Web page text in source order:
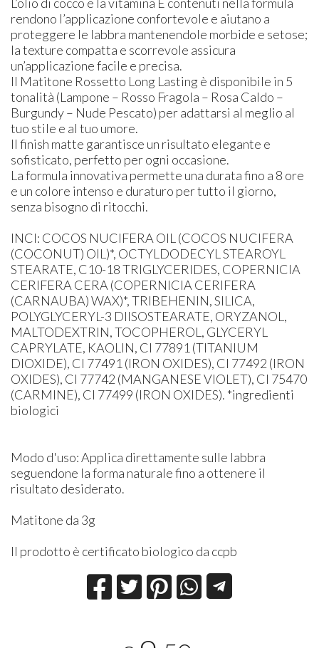
rendono l’applicazione confortevole e aiutano a
proteggere le labbra mantenendole morbide e setose;
la texture compatta e scorrevole assicura
un’applicazione facile e precisa.
Il Matitone Rossetto Long Lasting è disponibile in 5
tonalità (Lampone – Rosso Fragola – Rosa Caldo –
Burgundy – Nude Pescato) per adattarsi al meglio al
tuo stile e al tuo umore.
Il finish matte garantisce un risultato elegante e
sofisticato, perfetto per ogni occasione.
La formula innovativa permette una durata fino a 8 ore
e un colore intenso e duraturo per tutto il giorno,
senza bisogno di ritocchi.
INCI: C​OCOS NUCIFERA OIL (COCOS NUCIFERA
(COCONUT) OIL)*, OCTYLDODECYL STEAROYL
STEARATE, C10-18 TRIGLYCERIDES, COPERNICIA
CERIFERA CERA (COPERNICIA CERIFERA
(CARNAUBA) WAX)*, TRIBEHENIN, SILICA,
POLYGLYCERYL-3 DIISOSTEARATE, ORYZANOL,
MALTODEXTRIN, TOCOPHEROL, GLYCERYL
CAPRYLATE, KAOLIN, CI 77891 (TITANIUM
DIOXIDE), CI 77491 (IRON OXIDES), CI 77492 (IRON
OXIDES), CI 77742 (MANGANESE VIOLET), CI 75470
(CARMINE), CI 77499 (IRON OXIDES). *ingredienti
biologici
Modo d'uso: Applica direttamente sulle labbra
seguendone la forma naturale fino a ottenere il
risultato desiderato.
Matitone da 3g
Il prodotto è certificato biologico da ccpb